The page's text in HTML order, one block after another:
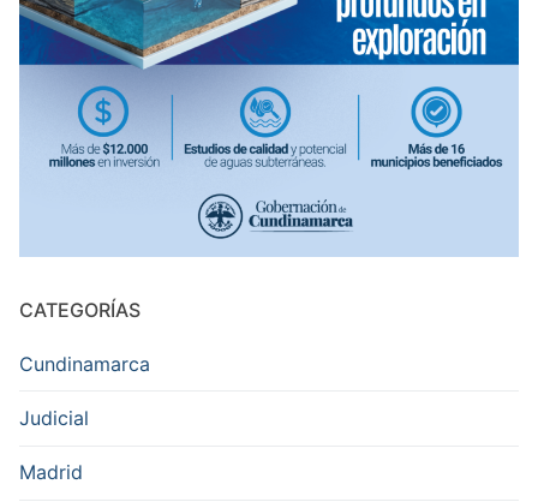
CATEGORÍAS
Cundinamarca
Judicial
Madrid